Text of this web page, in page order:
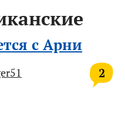
с Арни
2